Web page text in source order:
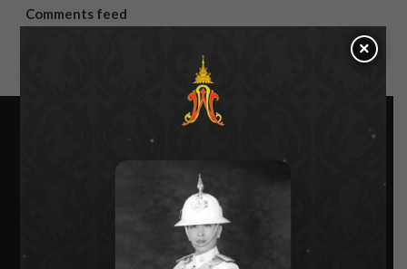
Comments feed
×